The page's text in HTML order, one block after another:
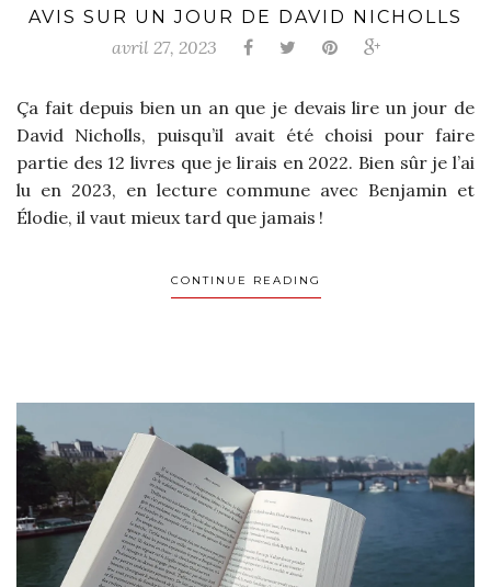
AVIS SUR UN JOUR DE DAVID NICHOLLS
avril 27, 2023
Ça fait depuis bien un an que je devais lire un jour de
David Nicholls, puisqu’il avait été choisi pour faire
partie des 12 livres que je lirais en 2022. Bien sûr je l’ai
lu en 2023, en lecture commune avec Benjamin et
Élodie, il vaut mieux tard que jamais !
CONTINUE READING